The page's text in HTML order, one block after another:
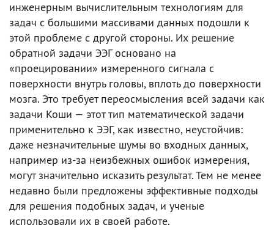
инженерным вычислительным технологиям для
задач с большими массивами данных подошли к
этой проблеме с другой стороны. Их решение
обратной задачи ЭЭГ основано на
«проецировании» измеренного сигнала с
поверхности внутрь головы, вплоть до поверхности
мозга. Это требует переосмысления всей задачи как
задачи Коши — этот тип математической задачи
применительно к ЭЭГ, как известно, неустойчив:
даже незначительные шумы во входных данных,
например из-за неизбежных ошибок измерения,
могут значительно исказить результат. Тем не менее
недавно были предложены эффективные подходы
для решения подобных задач, и ученые
использовали их в своей работе.